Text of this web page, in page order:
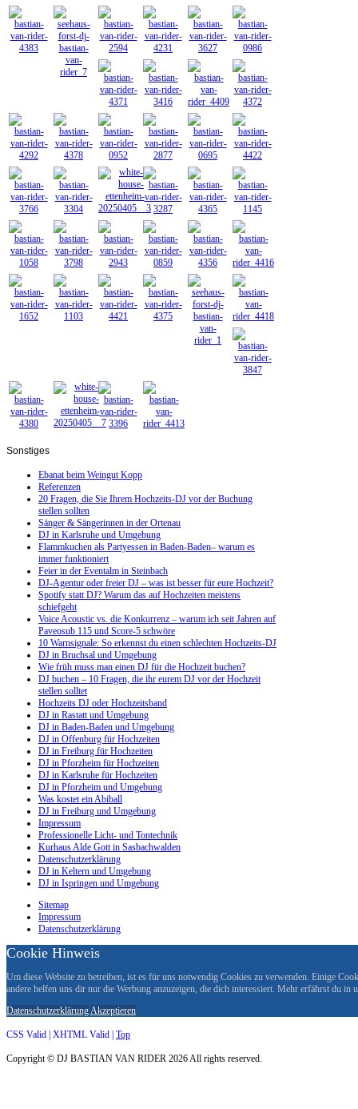
Sonstiges
Ebanat beim Weingut Kopp
Referenzen
20 Fragen, die Sie Ihrem Hochzeits-DJ vor der Buchung
stellen sollten
Sänger & Sängerinnen in der Ortenau
DJ in Karlsruhe und Umgebung
Flammkuchen als Partyessen in Baden-Baden– warum es
immer funktioniert
Feier in der Eventalm in Steinbach
DJ-Agentur oder freier DJ – was ist besser für eure Hochzeit?
Spotify statt DJ? Warum das auf Hochzeiten meistens
schiefgeht
Voice Acoustic vs. die Konkurrenz – warum ich seit Jahren auf
Paveosub 115 und Score-5 schwöre
10 Warnsignale: So erkennst du einen schlechten Hochzeits-DJ
DJ in Bruchsal und Umgebung
Wie früh muss man einen DJ für die Hochzeit buchen?
DJ buchen – 10 Fragen, die ihr eurem DJ vor der Hochzeit
stellen solltet
Hochzeits DJ oder Hochzeitsband
DJ in Rastatt und Umgebung
DJ in Baden-Baden und Umgebung
DJ in Offenburg für Hochzeiten
DJ in Freiburg für Hochzeiten
DJ in Pforzheim für Hochzeiten
DJ in Karlsruhe für Hochzeiten
DJ in Pforzheim und Umgebung
Was kostet ein Abiball
DJ in Freiburg und Umgebung
Impressum
Professionelle Licht- und Tontechnik
Kurhaus Alde Gott in Sasbachwalden
Datenschutzerklärung
DJ in Keltern und Umgebung
DJ in Ispringen und Umgebung
Sitemap
Impressum
Datenschutzerklärung
Cookie Hinweis
Um diese Website zu betreiben, ist es für uns notwendig Cookies zu verwenden. Einige
andere helfen uns dir nur die Werbung anzuzeigen, die dich interessiert. Mehr erfährst du in
DatenschutzerklärungAkzeptieren
CSS Valid | XHTML Valid | Top
Copyright © DJ BASTIAN VAN RIDER 2026 All rights reserved.